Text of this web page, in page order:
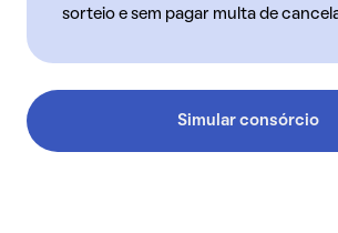
sorteio e sem pagar multa de
Simular consórcio